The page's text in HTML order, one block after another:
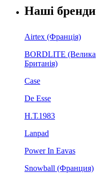
Наші бренди
Airtex (Франція)
BORDLITE (Велика
Британія)
Case
De Esse
H.Т.1983
Lanpad
Power In Eavas
Snowball (Франция)